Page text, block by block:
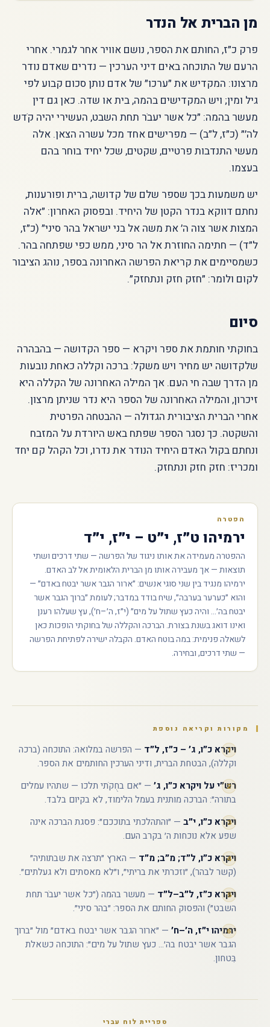
מן הברית אל הנדר
פרק כ״ז, החותם את הספר, נושם אוויר אחר לגמרי. אחרי
הרעם של התוכחה באים דיני הערכין — נדרים שאדם נודר
מרצונו: המקדיש את ״ערכו״ של אדם נותן סכום קבוע לפי
גיל ומין; ויש המקדישים בהמה, בית או שדה. כאן גם דין
מעשר בהמה: ״כל אשר יעבֹר תחת השבט, העשירי יהיה קֹדש
לה׳״ (כ״ז, ל״ב) — מפרישים אחד מכל עשרה הצאן. אלה
מעשי התנדבות פרטיים, שקטים, שכל יחיד בוחר בהם
בעצמו.
יש משמעות בכך שספר שלם של קדושה, ברית ופורענות,
נחתם דווקא בנדר הקטן של היחיד. ובפסוק האחרון: ״אלה
המצות אשר צוה ה׳ את משה אל בני ישראל בהר סיני״ (כ״ז,
ל״ד) — חתימה החוזרת אל הר סיני, ממש כפי שפתחה בהר.
כשמסיימים את קריאת הפרשה האחרונה בספר, נוהג הציבור
לקום ולומר: ״חזק חזק ונתחזק״.
סיום
בחוקתי חותמת את ספר ויקרא — ספר הקדושה — בהבהרה
שלקדושה יש מחיר ויש משקל: ברכה וקללה כאחת נובעות
מן הדרך שבה חי העם. אך המילה האחרונה של הקללה היא
זיכרון, והמילה האחרונה של הספר היא נדר שניתן מרצון.
אחרי הברית הציבורית הגדולה — ההבטחה הפרטית
והשקטה. כך נסגר הספר שפתח באש היורדת על המזבח
ונחתם בקול האדם היחיד הנודר את נדרו, וכל הקהל קם יחד
ומכריז: חזק חזק ונתחזק.
הפטרה
ירמיהו ט״ז, י״ט – י״ז, י״ד
ההפטרה מעמידה את אותו ניגוד של הפרשה — שתי דרכים ושתי
תוצאות — אך מעבירה אותו מן הברית הלאומית אל לב האדם.
ירמיהו מנגיד בין שני סוגי אנשים: ״ארור הגבר אשר יבטח באדם״ —
והוא ״כערער בערבה״, שיח בודד במדבר; לעומת ״ברוך הגבר אשר
יבטח בה׳... והיה כעץ שתול על מים״ (י״ז, ה׳–ח׳), עץ שעלהו רענן
ואינו דואג בשנת בצורת. הברכה והקללה של בחוקתי הופכות כאן
לשאלה פנימית: במה בוטח האדם. הקבלה ישירה לפתיחת הפרשה
— שתי דרכים, ובחירה.
מקורות וקריאה נוספת
ויקרא כ״ו, ג׳ – כ״ז, ל״ד — הפרשה במלואה: התוכחה (ברכה
וקללה), הבטחת הברית, ודיני הערכין החותמים את הספר.
רש״י על ויקרא כ״ו, ג׳ — ״אם בחֻקֹתי תלכו — שתהיו עמלים
בתורה״: הברכה מותנית בעמל הלימוד, לא בקיום בלבד.
ויקרא כ״ו, י״ב — ״והתהלכתי בתוככם״: פסגת הברכה אינה
שפע אלא נוכחות ה׳ בקרב העם.
ויקרא כ״ו, ל״ד; מ״ב; מ״ד — הארץ ״תרצה את שבתותיה״
(קשר לבהר), ״וזכרתי את בריתי״, ו״לא מאסתים ולא געלתים״.
ויקרא כ״ז, ל״ב–ל״ד — מעשר בהמה (״כל אשר יעבֹר תחת
השבט״) והפסוק החותם את הספר: ״בהר סיני״.
ירמיהו י״ז, ה׳–ח׳ — ״ארור הגבר אשר יבטח באדם״ מול ״ברוך
הגבר אשר יבטח בה׳... כעץ שתול על מים״: התוכחה כשאלת
בִּטחון.
ספריית לוח עברי